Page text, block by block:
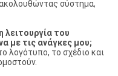
σύστημα,
του
με τις ανάγκες μου;
λογότυπο, το σχέδιο και